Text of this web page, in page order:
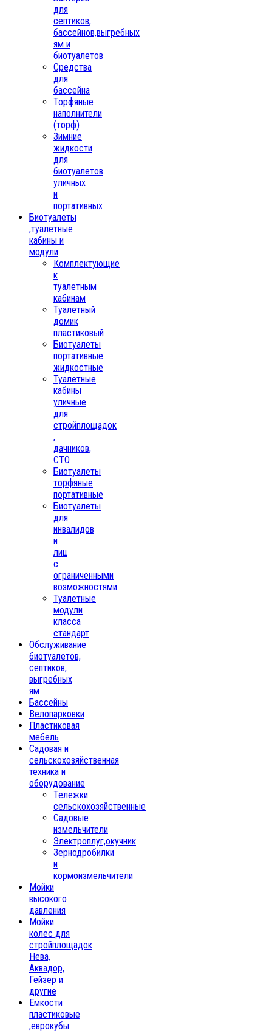
для
септиков,
бассейнов,выгребных
ям и
биотуалетов
Средства
для
бассейна
Торфяные
наполнители
(торф)
Зимние
жидкости
для
биотуалетов
уличных
и
портативных
Биотуалеты
,туалетные
кабины и
модули
Комплектующие
к
туалетным
кабинам
Туалетный
домик
пластиковый
Биотуалеты
портативные
жидкостные
Туалетные
кабины
уличные
для
стройплощадок
,
дачников,
СТО
Биотуалеты
торфяные
портативные
Биотуалеты
для
инвалидов
и
лиц
с
ограниченными
возможностями
Туалетные
модули
класса
стандарт
Обслуживание
биотуалетов,
септиков,
выгребных
ям
Бассейны
Велопарковки
Пластиковая
мебель
Садовая и
сельскохозяйственная
техника и
оборудование
Тележки
сельскохозяйственные
Садовые
измельчители
Электроплуг,окучник
Зернодробилки
и
кормоизмельчители
Мойки
высокого
давления
Мойки
колес для
стройплощадок
Нева,
Аквадор,
Гейзер и
другие
Емкости
пластиковые
,еврокубы